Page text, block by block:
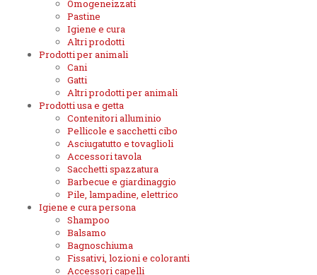
Omogeneizzati
Pastine
Igiene e cura
Altri prodotti
Prodotti per animali
Cani
Gatti
Altri prodotti per animali
Prodotti usa e getta
Contenitori alluminio
Pellicole e sacchetti cibo
Asciugatutto e tovaglioli
Accessori tavola
Sacchetti spazzatura
Barbecue e giardinaggio
Pile, lampadine, elettrico
Igiene e cura persona
Shampoo
Balsamo
Bagnoschiuma
Fissativi, lozioni e coloranti
Accessori capelli